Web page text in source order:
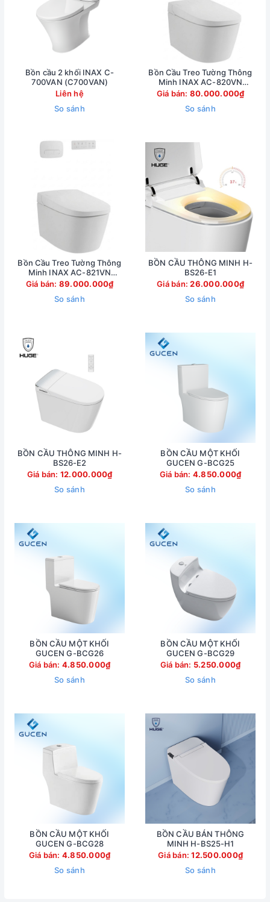
Bồn cầu 2 khối INAX C-
700VAN (C700VAN)
Liên hệ
So sánh
Bồn Cầu Treo Tường Thông
Minh INAX AC-820VN
(AC820VN)
Giá bán: 80.000.000₫
So sánh
Bồn Cầu Treo Tường Thông
Minh INAX AC-821VN
(AC821VN)
Giá bán: 89.000.000₫
So sánh
BỒN CẦU THÔNG MINH H-
BS26-E1
Giá bán:26.000.000₫
So sánh
BỒN CẦU THÔNG MINH H-
BS26-E2
Giá bán: 12.000.000₫
So sánh
BỒN CẦU MỘT KHỐI
GUCEN G-BCG25
Giá bán: 4.850.000₫
So sánh
BỒN CẦU MỘT KHỐI
GUCEN G-BCG26
Giá bán: 4.850.000₫
So sánh
BỒN CẦU MỘT KHỐI
GUCEN G-BCG29
Giá bán: 5.250.000₫
So sánh
BỒN CẦU MỘT KHỐI
GUCEN G-BCG28
Giá bán: 4.850.000₫
So sánh
BỒN CẦU BÁN THÔNG
MINH H-BS25-H1
Giá bán:12.500.000₫
So sánh